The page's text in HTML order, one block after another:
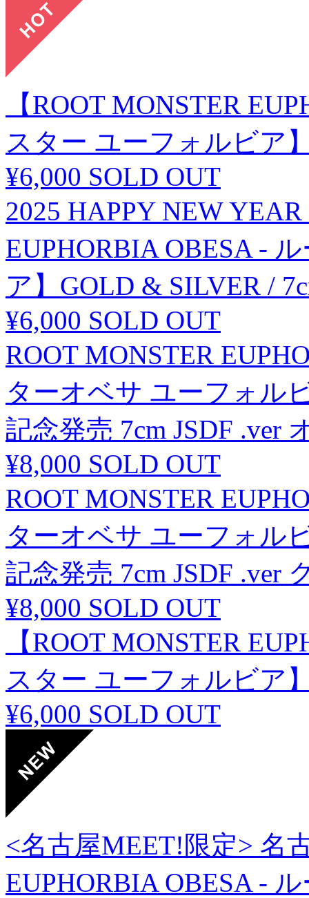
【ROOT MONSTER
スター ユーフォルビア
¥6,000 SOLD OUT
2025 HAPPY NEW
EUPHORBIA OBESA -
ア】GOLD & SILVER /
¥6,000 SOLD OUT
ROOT MONSTER
ターオベサ ユーフォル
記念発売 7cm JSDF .ver
¥8,000 SOLD OUT
ROOT MONSTER
ターオベサ ユーフォル
記念発売 7cm JSDF .ver
¥8,000 SOLD OUT
【ROOT MONSTER
スター ユーフォルビア
¥6,000 SOLD OUT
<名古屋MEET!限定> 名
EUPHORBIA OBESA -